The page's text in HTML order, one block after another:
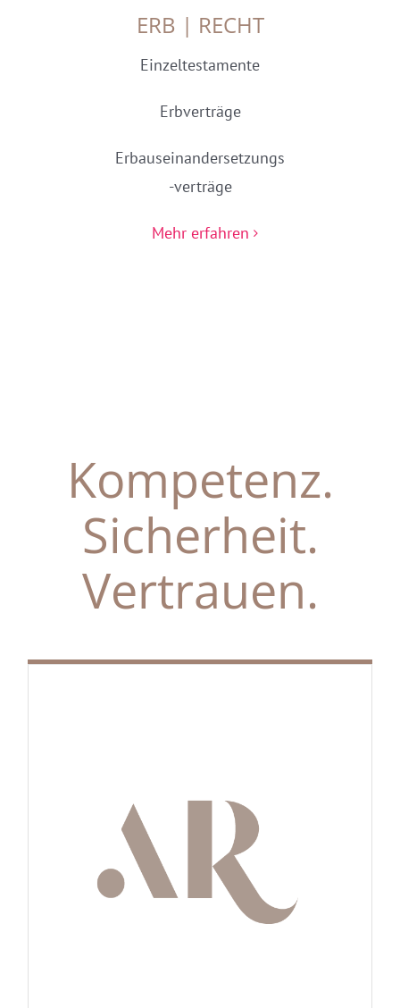
ERB | RECHT
Einzeltestamente
Erbverträge
Erbauseinandersetzungs
-verträge
Mehr erfahren
Kompetenz.
Sicherheit.
Vertrauen.